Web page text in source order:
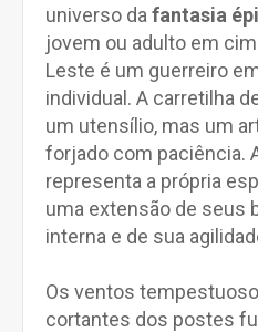
universo da fantasia
jovem ou adulto em
Leste é um guerreiro
individual. A carretilha
um utensílio, mas um
forjado com paciência.
representa a própria
uma extensão de seus
interna e de sua
Os ventos
cortantes dos postes